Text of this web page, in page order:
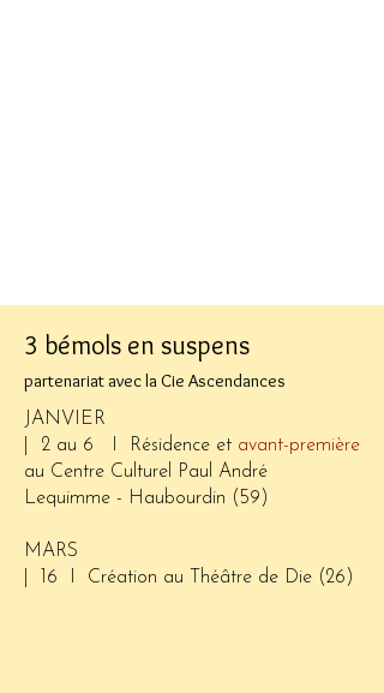
3 bémols en suspens
partenariat avec la Cie Ascendances
JANVIER
| 2 au 6 I
Résidence et avant-première
au Centre Culturel Paul André
Lequimme - Haubourdin (59)
MARS
| 16 I Création au Théâtre de Die (26)